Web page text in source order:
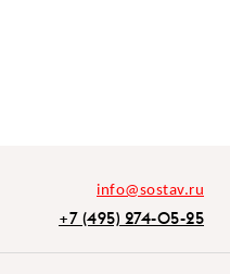
info@sostav.ru
+7 (495) 274-05-25